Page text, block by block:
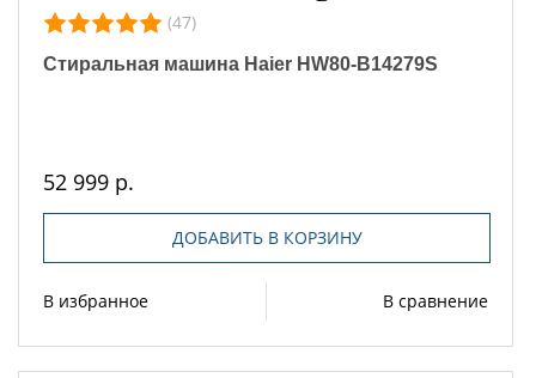
(47)
Стиральная машина Haier HW80-B14279S
52 999 р.
ДОБАВИТЬ В КОРЗИНУ
В избранное В сравнение